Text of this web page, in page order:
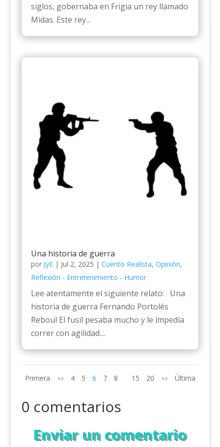
siglos, gobernaba en Frigia un rey llamado
Midas. Este rey...
Una historia de guerra
por JyE| Jul 2, 2025 | Cuento Realista, Opinión,
Reflexión - Entretenimiento - Humor
Lee atentamente el siguiente relato: Una
historia de guerra Fernando Portolés
Reboul El fusil pesaba mucho y le impedía
correr con agilidad....
Primera «« 4 5 6 7 8 15 20 »» Última
0 comentarios
Enviar un comentario